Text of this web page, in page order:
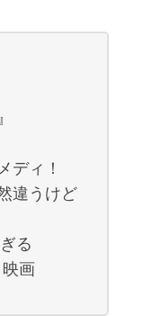
ディ！
違うけど
る
画